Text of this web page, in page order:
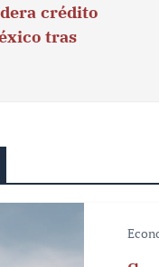
crédito
tras